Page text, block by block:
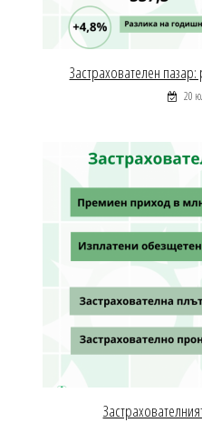
Застрахователен пазар:
20